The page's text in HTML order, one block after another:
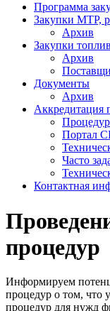
Программа
Закупки МТР,
Архив
Закупки
Архив
Документы
Архив
Аккредитация
Портал
Часто
Контактная
процедур
Информируем
процедур о том, что
процедур для нужд